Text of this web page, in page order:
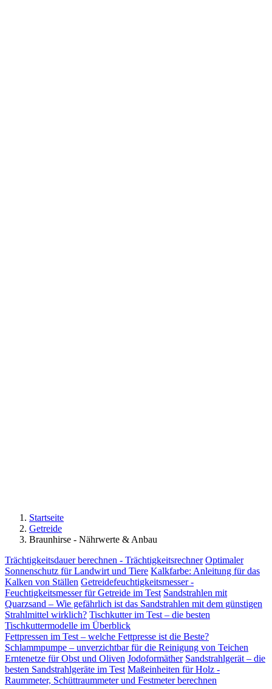
Startseite
Getreide
Braunhirse - Nährwerte & Anbau
Trächtigkeitsdauer berechnen - Trächtigkeitsrechner Optimaler
Sonnenschutz für Landwirt und Tiere Kalkfarbe: Anleitung für das
Kalken von Ställen Getreidefeuchtigkeitsmesser -
Feuchtigkeitsmesser für Getreide im Test Sandstrahlen mit
Quarzsand – Wie gefährlich ist das Sandstrahlen mit dem günstigen
Strahlmittel wirklich? Tischkutter im Test – die besten
Tischkuttermodelle im Überblick
Fettpressen im Test – welche Fettpresse ist die Beste?
Schlammpumpe – unverzichtbar für die Reinigung von Teichen
Erntenetze für Obst und Oliven Jodoformäther Sandstrahlgerät – die
besten Sandstrahlgeräte im Test Maßeinheiten für Holz -
Raummeter, Schüttraummeter und Festmeter berechnen